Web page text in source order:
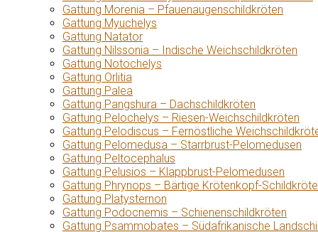
Gattung Morenia – Pfauenaugenschildkröten
Gattung Myuchelys
Gattung Natator
Gattung Nilssonia – Indische Weichschildkröten
Gattung Notochelys
Gattung Orlitia
Gattung Palea
Gattung Pangshura – Dachschildkröten
Gattung Pelochelys – Riesen-Weichschildkröten
Gattung Pelodiscus – Fernöstliche
Gattung Pelomedusa – Starrbrust-Pelomedusen
Gattung Peltocephalus
Gattung Pelusios – Klappbrust-Pelomedusen
Gattung Phrynops – Bärtige Krötenkopf-
Gattung Platysternon
Gattung Podocnemis – Schienenschildkröten
Gattung Psammobates – Südafrikanische